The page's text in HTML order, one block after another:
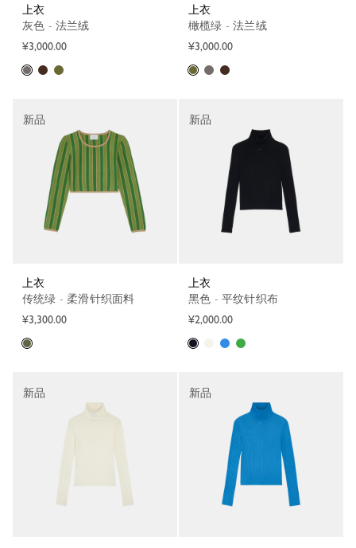
上衣
灰色 - 法兰绒
¥3,000.00
上衣
橄榄绿 - 法兰绒
¥3,000.00
上衣
传统绿 - 柔滑针织面料
¥3,300.00
新品
上衣
黑色 - 平纹针织布
¥2,000.00
新品
新品 新品